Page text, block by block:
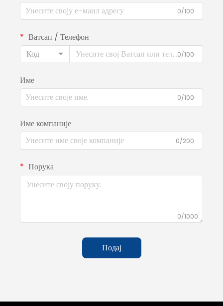
0/100
Ватсап / Телефон
Код
0/100
Име
0/100
Име компаније
0/200
Порука
0/1000
Подај